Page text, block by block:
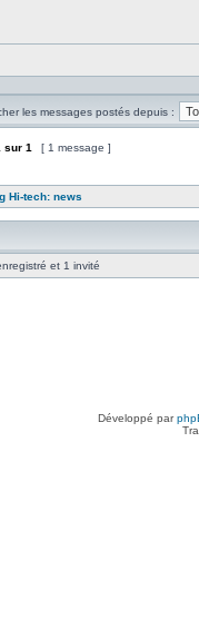
les messages postés depuis :
sur 1 [ 1 message ]
Hi-tech: news
et 1 invité
Développé par